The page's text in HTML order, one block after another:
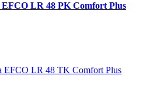
EFCO LR 48 PK Comfort Plus